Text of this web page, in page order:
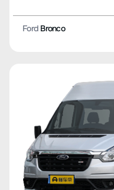
Ford Bronco